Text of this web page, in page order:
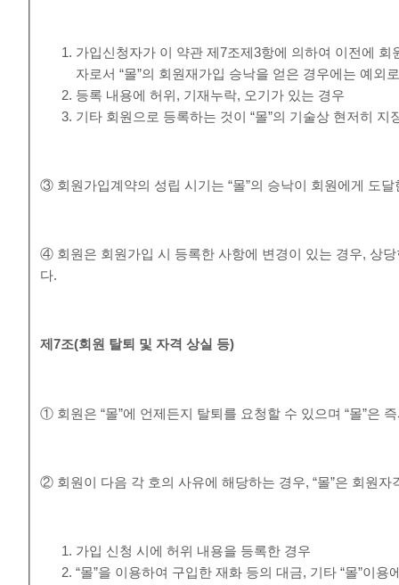
가입신청자가 이 약관 제7조제3항에 의하여 이전에
자로서 “몰”의 회원재가입 승낙을 얻은 경우에는 예외
등록 내용에 허위, 기재누락, 오기가 있는 경우
기타 회원으로 등록하는 것이 “몰”의 기술상 현저히 지
③ 회원가입계약의 성립 시기는 “몰”의 승낙이 회원에게 도
④ 회원은 회원가입 시 등록한 사항에 변경이 있는 경우, 상
다.
제7조(회원 탈퇴 및 자격 상실 등)
① 회원은 “몰”에 언제든지 탈퇴를 요청할 수 있으며 “몰”은
② 회원이 다음 각 호의 사유에 해당하는 경우, “몰”은 회원
가입 신청 시에 허위 내용을 등록한 경우
“몰”을 이용하여 구입한 재화 등의 대금, 기타 “몰”이